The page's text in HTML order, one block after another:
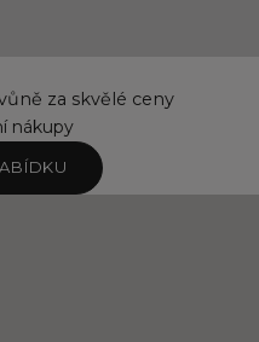
za skvělé ceny
nákupy